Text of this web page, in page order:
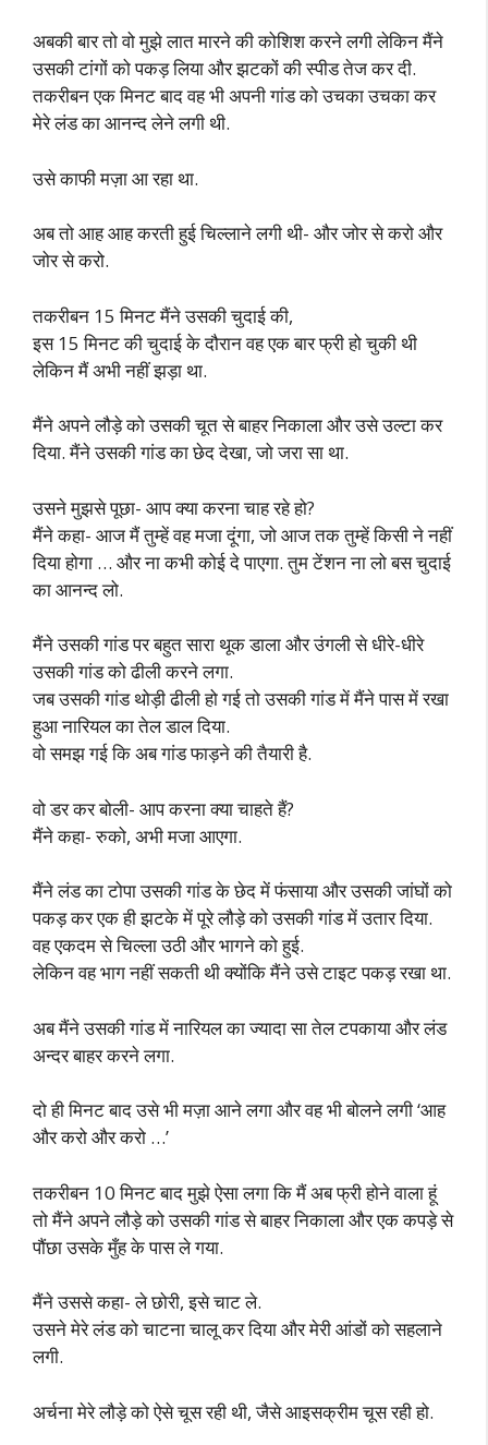
अबकी बार तो वो मुझे लात मारने की कोशिश करने लगी लेकिन मैंने
उसकी टांगों को पकड़ लिया और झटकों की स्पीड तेज कर दी.
तकरीबन एक मिनट बाद वह भी अपनी गांड को उचका उचका कर
मेरे लंड का आनन्द लेने लगी थी.
उसे काफी मज़ा आ रहा था.
अब तो आह आह करती हुई चिल्लाने लगी थी- और जोर से करो और
जोर से करो.
तकरीबन 15 मिनट मैंने उसकी चुदाई की,
इस 15 मिनट की चुदाई के दौरान वह एक बार फ्री हो चुकी थी
लेकिन मैं अभी नहीं झड़ा था.
मैंने अपने लौड़े को उसकी चूत से बाहर निकाला और उसे उल्टा कर
दिया. मैंने उसकी गांड का छेद देखा, जो जरा सा था.
उसने मुझसे पूछा- आप क्या करना चाह रहे हो?
मैंने कहा- आज मैं तुम्हें वह मजा दूंगा, जो आज तक तुम्हें किसी ने नहीं
दिया होगा … और ना कभी कोई दे पाएगा. तुम टेंशन ना लो बस चुदाई
का आनन्द लो.
मैंने उसकी गांड पर बहुत सारा थूक डाला और उंगली से धीरे-धीरे
उसकी गांड को ढीली करने लगा.
जब उसकी गांड थोड़ी ढीली हो गई तो उसकी गांड में मैंने पास में रखा
हुआ नारियल का तेल डाल दिया.
वो समझ गई कि अब गांड फाड़ने की तैयारी है.
वो डर कर बोली- आप करना क्या चाहते हैं?
मैंने कहा- रुको, अभी मजा आएगा.
मैंने लंड का टोपा उसकी गांड के छेद में फंसाया और उसकी जांघों को
पकड़ कर एक ही झटके में पूरे लौड़े को उसकी गांड में उतार दिया.
वह एकदम से चिल्ला उठी और भागने को हुई.
लेकिन वह भाग नहीं सकती थी क्योंकि मैंने उसे टाइट पकड़ रखा था.
अब मैंने उसकी गांड में नारियल का ज्यादा सा तेल टपकाया और लंड
अन्दर बाहर करने लगा.
दो ही मिनट बाद उसे भी मज़ा आने लगा और वह भी बोलने लगी ‘आह
और करो और करो …’
तकरीबन 10 मिनट बाद मुझे ऐसा लगा कि मैं अब फ्री होने वाला हूं
तो मैंने अपने लौड़े को उसकी गांड से बाहर निकाला और एक कपड़े से
पौंछा उसके मुँह के पास ले गया.
मैंने उससे कहा- ले छोरी, इसे चाट ले.
उसने मेरे लंड को चाटना चालू कर दिया और मेरी आंडों को सहलाने
लगी.
अर्चना मेरे लौड़े को ऐसे चूस रही थी, जैसे आइसक्रीम चूस रही हो.